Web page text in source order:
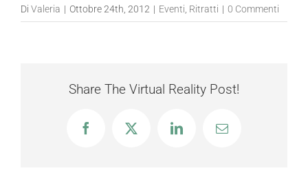
Di Valeria | Ottobre 24th, 2012 | Eventi Ritratti | 0 Commenti
Share The Virtual Reality Post!
FacebookX LinkedInEmail